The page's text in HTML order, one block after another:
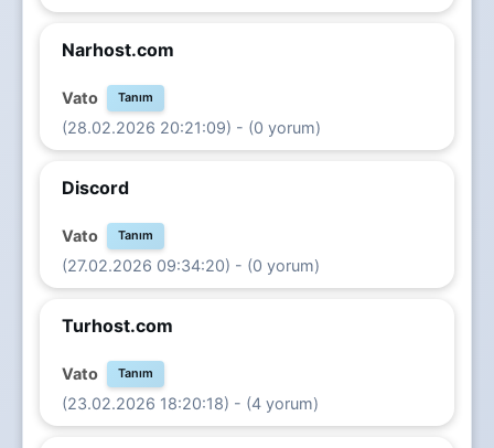
Narhost.com
Vato Tanım
(28.02.2026 20:21:09) - (0 yorum)
Discord
Vato Tanım
(27.02.2026 09:34:20) - (0 yorum)
Turhost.com
Vato Tanım
(23.02.2026 18:20:18) - (4 yorum)